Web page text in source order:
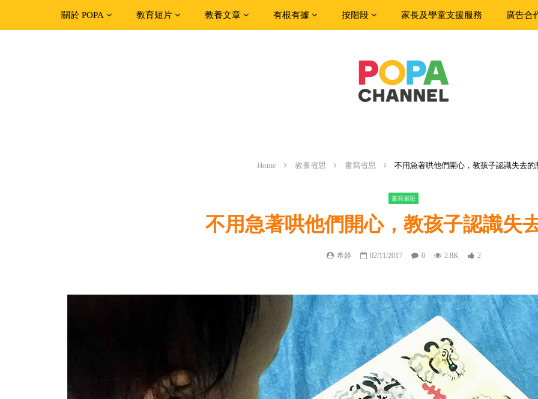
關於 POPA 教育短片 教養文章 有根有據 按階段 家長及學童支援服務 廣告合
Home 教養省思 書寫省思 不用急著哄他們開心，教孩子認識失去的
書寫省思
不用急著哄他們開心，教孩子認識失
希婷 02/11/2017 0 2.8K 2